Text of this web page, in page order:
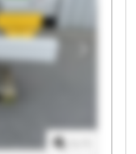
GmbH
GmbH